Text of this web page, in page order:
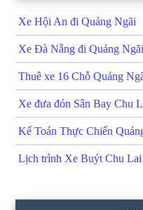
Xe Hội An đi Quảng Ngãi
Xe Đà Nẵng đi Quảng Ngãi
Thuê xe 16 Chỗ Quảng
Xe đưa đón Sân Bay Chu
Kế Toán Thực Chiến
Lịch trình Xe Buýt Chu Lai